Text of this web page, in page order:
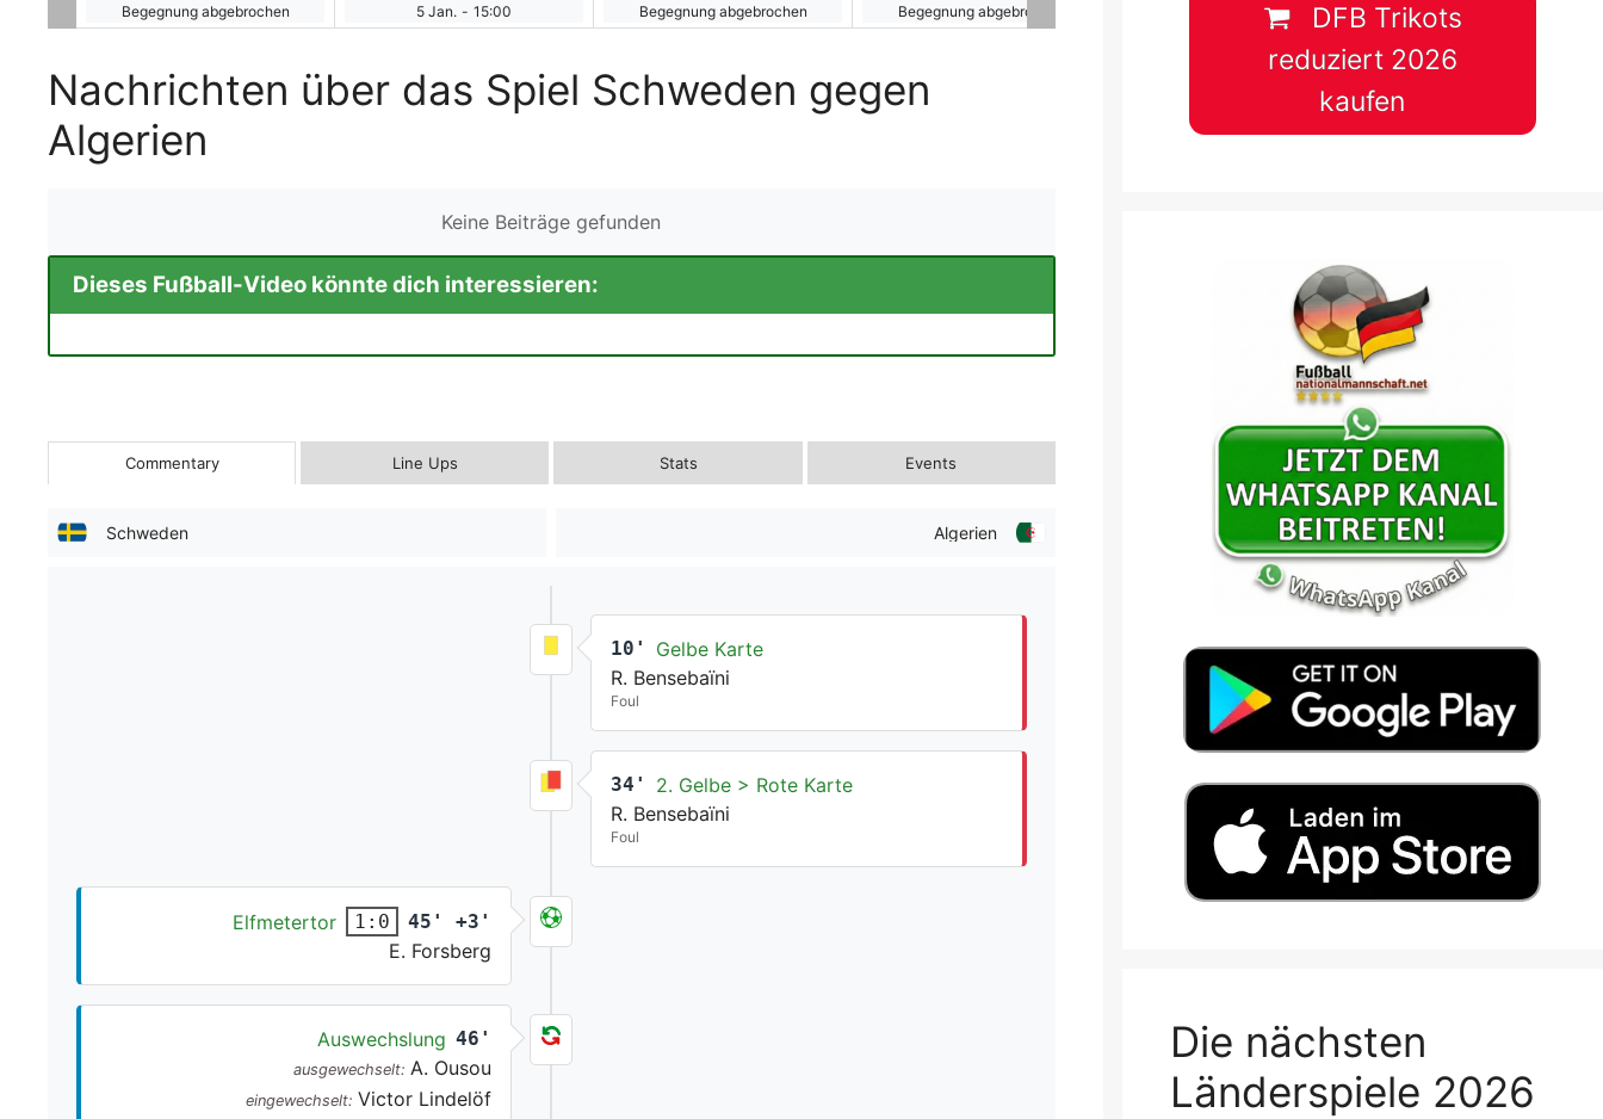
Begegnung abgebrochen 5 Jan. - 15:00 Begegnung abgebrochen Begegnung abgebrochen Begegnung abgebrochen 12 Jan.
Nachrichten über das Spiel Schweden gegen
Algerien
Keine Beiträge gefunden
Dieses Fußball-Video könnte dich interessieren:
Commentary Line Ups Stats Events
Schweden Algerien
10'
Gelbe Karte
R. Bensebaïni
Foul
34'
2. Gelbe > Rote Karte
R. Bensebaïni
Foul
Elfmetertor 1:0 45' +3'
E. Forsberg
Auswechslung 46'
ausgewechselt: A. Ousou
eingewechselt: Victor Lindelöf
DFB Trikots
reduziert 2026
kaufen
Die nächsten
Länderspiele 2026